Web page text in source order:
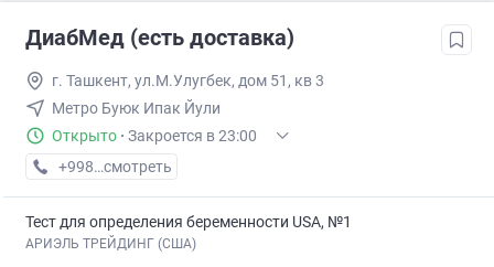
ДиабМед (есть доставка)
г. Ташкент, ул.М.Улугбек, дом 51, кв 3
Метро Буюк Ипак Йули
Открыто · Закроется в 23:00
+998 (77) XXX-XX-XX
смотреть
Тест для определения беременности USA, №1
АРИЭЛЬ ТРЕЙДИНГ (США)